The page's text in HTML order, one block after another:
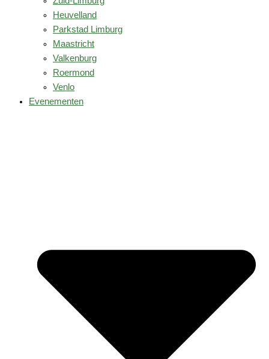
Heuvelland
Parkstad Limburg
Maastricht
Valkenburg
Roermond
Venlo
Evenementen